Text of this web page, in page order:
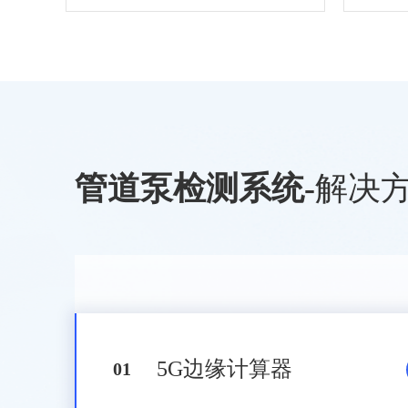
管道泵检测系统-解决
01 5G边缘计算器